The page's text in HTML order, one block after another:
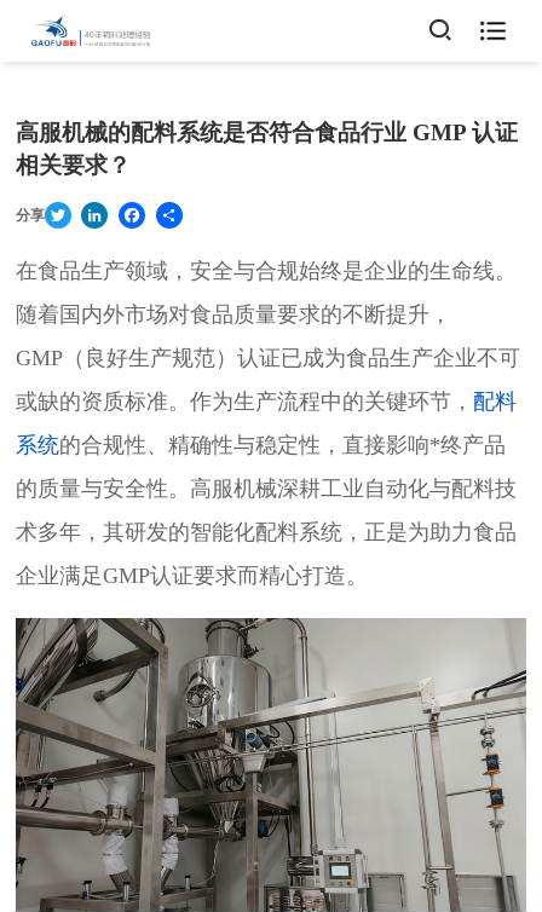

高服机械的配料系统是否符合食品行业 GMP 认证
相关要求？
分享 Twitter LinkedInFacebook
Share
在食品生产领域，安全与合规始终是企业的生命线。
随着国内外市场对食品质量要求的不断提升，
GMP（良好生产规范）认证已成为食品生产企业不可
或缺的资质标准。作为生产流程中的关键环节， 配料
系统的合规性、精确性与稳定性，直接影响*终产品
的质量与安全性。高服机械深耕工业自动化与配料技
术多年，其研发的智能化配料系统，正是为助力食品
企业满足GMP认证要求而精心打造。